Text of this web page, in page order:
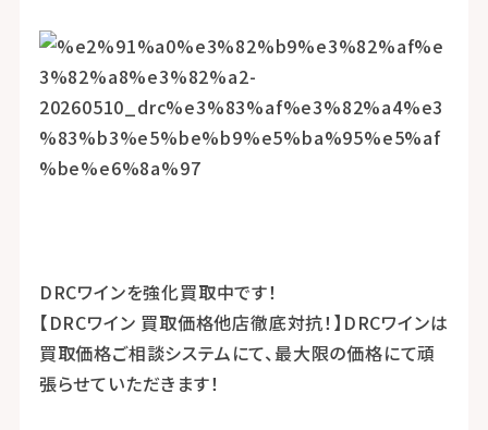
DRCワインを強化買取中です！
【DRCワイン 買取価格他店徹底対抗！】DRCワインは
買取価格ご相談システムにて、最大限の価格にて頑
張らせていただきます！